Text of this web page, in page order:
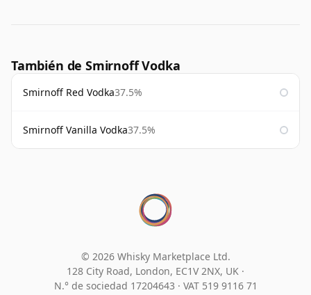
También de Smirnoff Vodka
Smirnoff Red Vodka37.5%
Smirnoff Vanilla Vodka37.5%
© 2026 Whisky Marketplace Ltd.
128 City Road, London, EC1V 2NX, UK ·
N.° de sociedad 17204643 · VAT 519 9116 71